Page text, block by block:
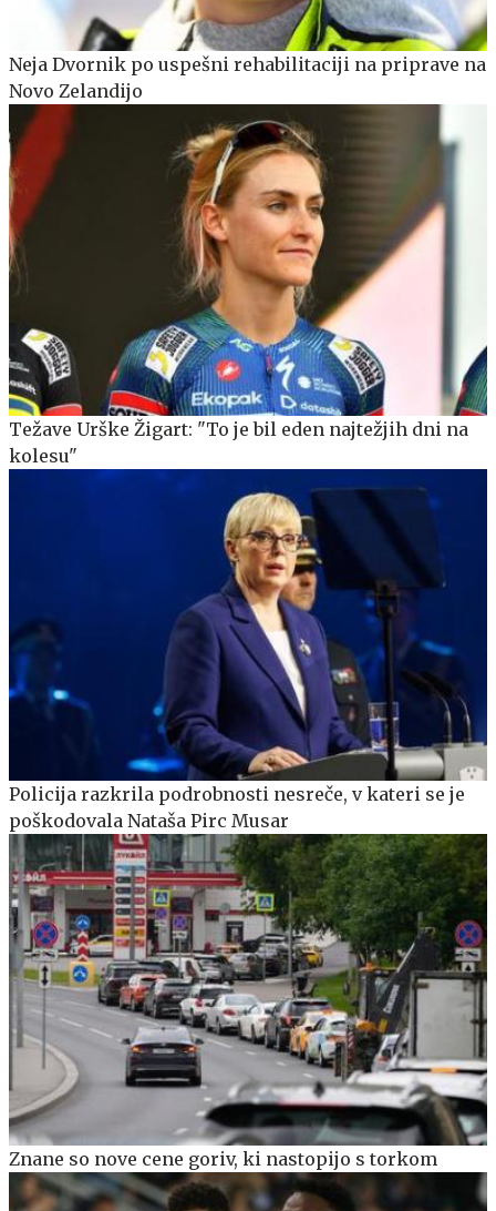
Neja Dvornik po uspešni rehabilitaciji na priprave na
Novo Zelandijo
Težave Urške Žigart: "To je bil eden najtežjih dni na
kolesu"
Policija razkrila podrobnosti nesreče, v kateri se je
poškodovala Nataša Pirc Musar
Znane so nove cene goriv, ki nastopijo s torkom